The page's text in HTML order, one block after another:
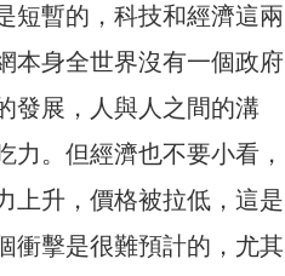
短暫的，科技和經濟這兩
本身全世界沒有一個政府
發展，人與人之間的溝
。但經濟也不要小看，
上升，價格被拉低，這是
衝擊是很難預計的，尤其